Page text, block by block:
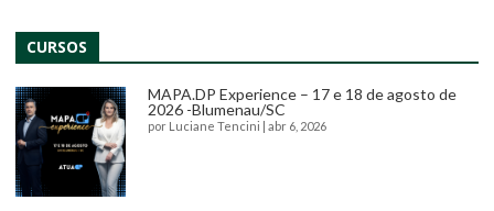
CURSOS
MAPA.DP Experience – 17 e 18 de agosto de
2026 -Blumenau/SC
por Luciane Tencini | abr 6, 2026